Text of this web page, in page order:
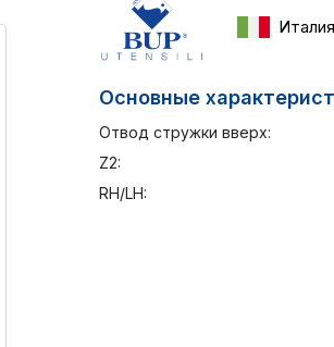
Италия
Основные
Отвод стружки вверх:
Z2:
RH/LH: